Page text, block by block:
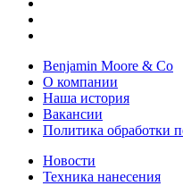
Benjamin Moore & Co
О компании
Наша история
Вакансии
Политика обработки
Новости
Техника нанесения